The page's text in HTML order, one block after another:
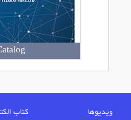
ویدیوها کتاب